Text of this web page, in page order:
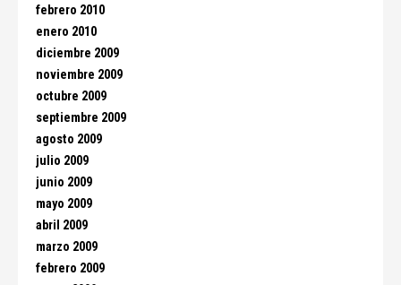
febrero 2010
enero 2010
diciembre 2009
noviembre 2009
octubre 2009
septiembre 2009
agosto 2009
julio 2009
junio 2009
mayo 2009
abril 2009
marzo 2009
febrero 2009